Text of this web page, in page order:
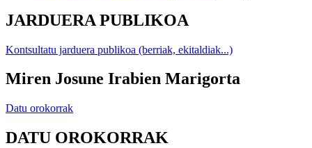
JARDUERA PUBLIKOA
Kontsultatu jarduera publikoa (berriak, ekitaldiak...)
Miren Josune Irabien Marigorta
Datu orokorrak
DATU OROKORRAK